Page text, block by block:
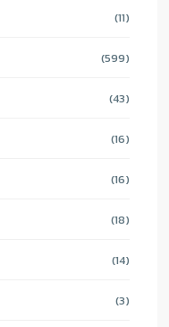
(11)
(599)
(43)
(16)
(16)
(18)
(14)
(3)